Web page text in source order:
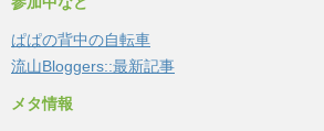
ぱぱの背中の自転車
流山Bloggers::最新記事
メタ情報